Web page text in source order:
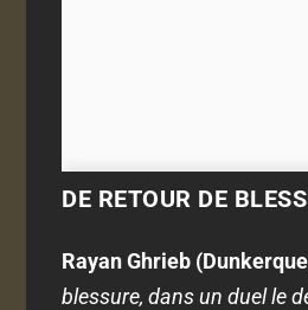
DE RETOUR DE
Rayan Ghrieb
blessure, dans un duel le